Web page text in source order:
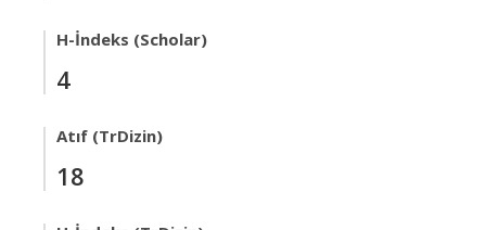
H-İndeks (Scholar)
4
Atıf (TrDizin)
18